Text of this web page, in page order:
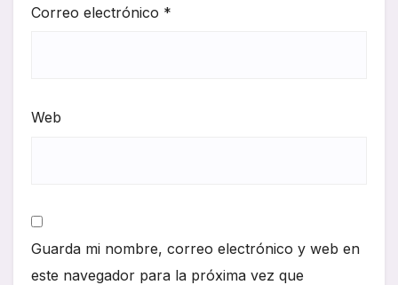
Correo electrónico *
Web
Guarda mi nombre, correo electrónico y web en
este navegador para la próxima vez que